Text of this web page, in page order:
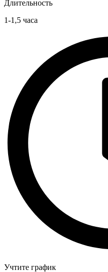
Длительность
1-1,5 часа
Учтите график